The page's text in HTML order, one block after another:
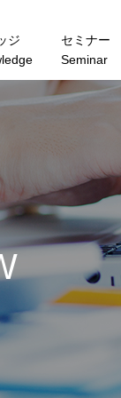
ジ
セミナー
Seminar
E